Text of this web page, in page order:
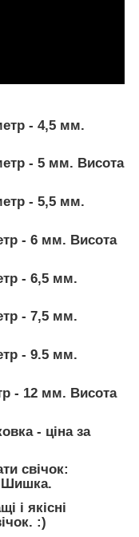
- 4,5 мм.
- 5 мм. Висота
- 5,5 мм.
- 6 мм. Висота
- 6,5 мм.
- 7,5 мм.
- 9.5 мм.
- 12 мм. Висота
- ціна за
свічок:
Шишка.
і якісні
:)